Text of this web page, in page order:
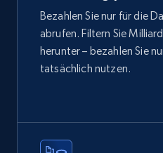
URL, Post id,
count, Share count,
count, and more.
Bezahlen Sie nur für die
abrufen. Filtern Sie
herunter – bezahlen Sie
tatsächlich nutzen.